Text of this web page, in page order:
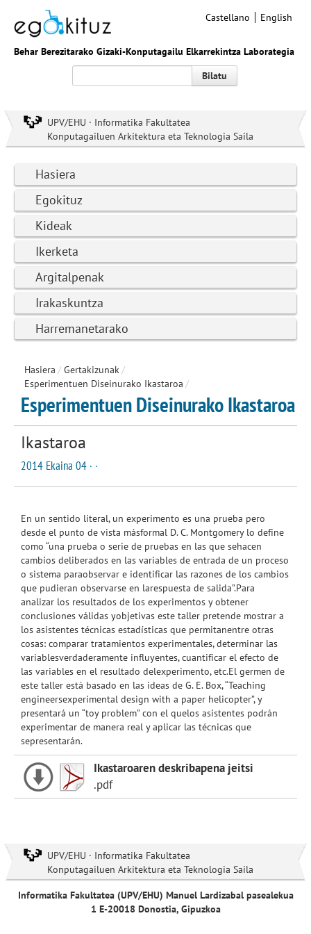
Behar Berezitarako Gizaki-Konputagailu Elkarrekintza Laborategia
Castellano English
Bilatu
UPV/EHU · Informatika Fakultatea
Konputagailuen Arkitektura eta Teknologia Saila
Hasiera
Egokituz
Kideak
Ikerketa
Argitalpenak
Irakaskuntza
Harremanetarako
Hasiera / Gertakizunak/
Esperimentuen Diseinurako Ikastaroa /
Esperimentuen Diseinurako Ikastaroa
Ikastaroa
2014 Ekaina 04 · ·
En un sentido literal, un experimento es una prueba pero
desde el punto de vista másformal D. C. Montgomery lo define
como “una prueba o serie de pruebas en las que sehacen
cambios deliberados en las variables de entrada de un proceso
o sistema paraobservar e identificar las razones de los cambios
que pudieran observarse en larespuesta de salida”.Para
analizar los resultados de los experimentos y obtener
conclusiones válidas yobjetivas este taller pretende mostrar a
los asistentes técnicas estadísticas que permitanentre otras
cosas: comparar tratamientos experimentales, determinar las
variablesverdaderamente influyentes, cuantificar el efecto de
las variables en el resultado delexperimento, etc.El germen de
este taller está basado en las ideas de G. E. Box, “Teaching
engineersexperimental design with a paper helicopter”, y
presentará un “toy problem” con el quelos asistentes podrán
experimentar de manera real y aplicar las técnicas que
sepresentarán.
Ikastaroaren deskribapena jeitsi
.pdf
UPV/EHU · Informatika Fakultatea
Konputagailuen Arkitektura eta Teknologia Saila
Informatika Fakultatea (UPV/EHU) Manuel Lardizabal pasealekua
1 E-20018 Donostia, Gipuzkoa